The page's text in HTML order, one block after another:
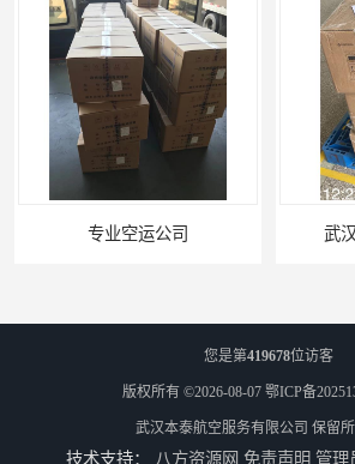
武汉机场货运站电话
您是第419678位访客
版权所有 ©2026-08-07 鄂ICP备
武汉本泰航空服务有限公司 保留
技术支持： 八方资源网 免责声明 管理